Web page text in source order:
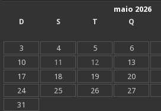
maio 2026
D
S T Q
3
4 5 6
10
11 12 13
17
18 19 20
24
25 26 27
31